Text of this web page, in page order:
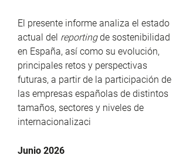
El presente informe analiza el estado
actual del reportingde sostenibilidad
en España, así como su evolución,
principales retos y perspectivas
futuras, a partir de la participación de
las empresas españolas de distintos
tamaños, sectores y niveles de
internacionalizaci
Junio 2026